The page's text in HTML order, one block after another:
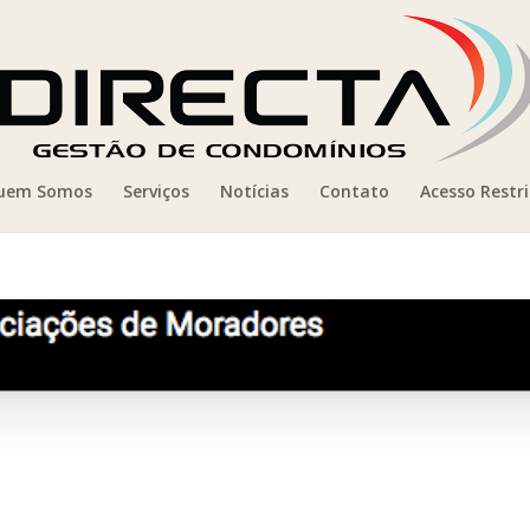
Somos Serviços Notícias Contato Acesso